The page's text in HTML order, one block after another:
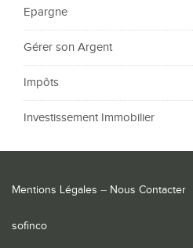
Epargne
Gérer son Argent
Impôts
Investissement Immobilier
Mentions Légales – Nous Contacter
sofinco